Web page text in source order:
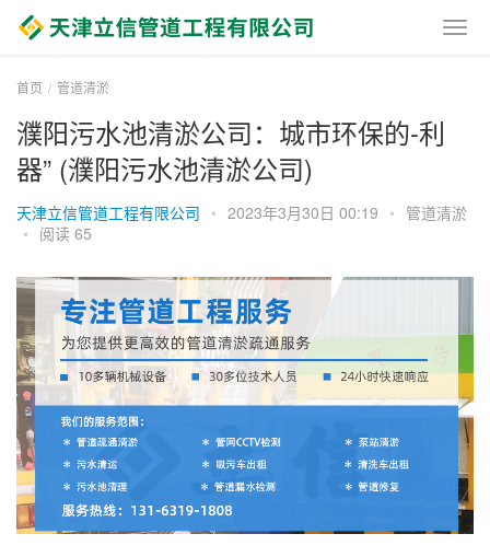
首页 管道清淤
濮阳污水池清淤公司：城市环保的-利
器” (濮阳污水池清淤公司)
天津立信管道工程有限公司 • 2023年3月30日 00:19 • 管道清淤
• 阅读 65